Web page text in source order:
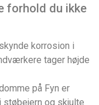
forhold du ikke
korrosion i
tager højde
på Fyn er
og skjulte